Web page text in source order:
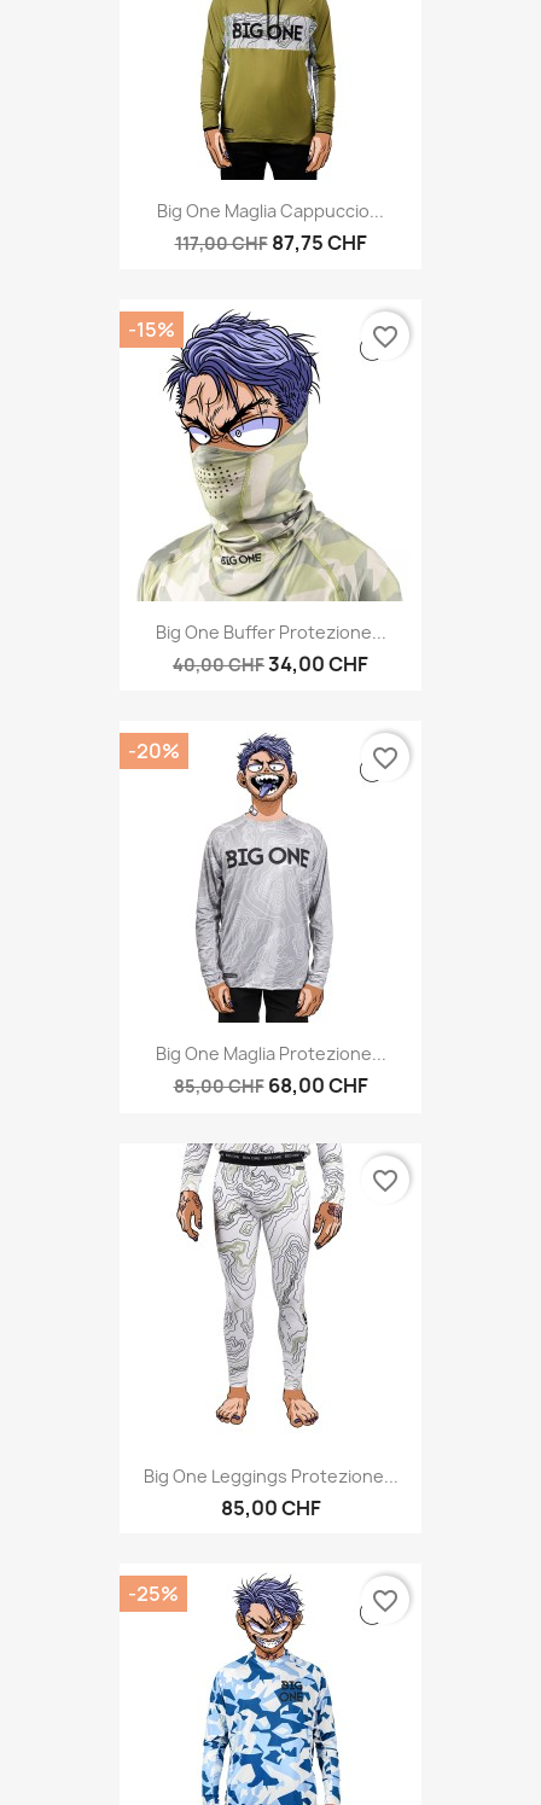
Big One Maglia Cappuccio...
117,00 CHF 87,75 CHF
Big One Buffer Protezione...
40,00 CHF34,00 CHF
-15% favorite_border
Big One Maglia Protezione...
85,00 CHF 68,00 CHF
-20% favorite_border
Big One Leggings Protezione...
85,00 CHF
favorite_border
-25% favorite_border